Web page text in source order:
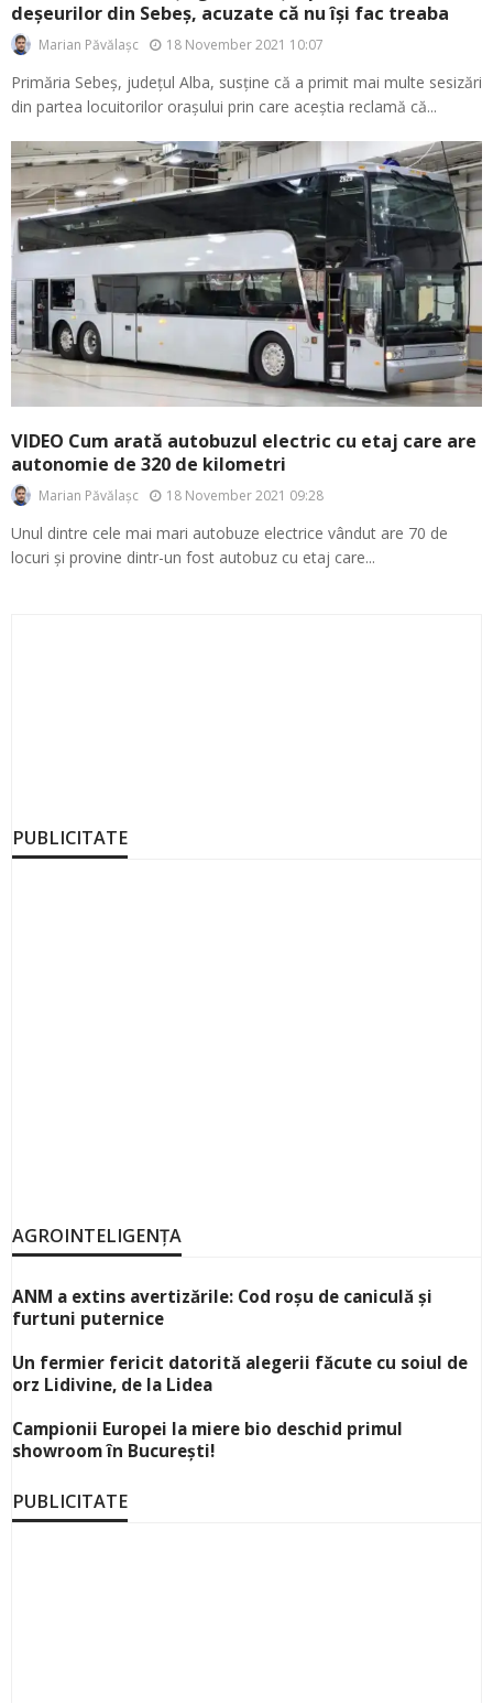
deșeurilor din Sebeș, acuzate că nu își fac treaba
Marian Păvălașc 18 November 2021 10:07
Primăria Sebeș, județul Alba, susține că a primit mai multe sesizări
din partea locuitorilor orașului prin care aceștia reclamă că...
VIDEO Cum arată autobuzul electric cu etaj care are
autonomie de 320 de kilometri
Marian Păvălașc 18 November 2021 09:28
Unul dintre cele mai mari autobuze electrice vândut are 70 de
locuri și provine dintr-un fost autobuz cu etaj care...
PUBLICITATE
AGROINTELIGENȚA
ANM a extins avertizările: Cod roșu de caniculă și
furtuni puternice
Un fermier fericit datorită alegerii făcute cu soiul de
orz Lidivine, de la Lidea
Campionii Europei la miere bio deschid primul
showroom în București!
PUBLICITATE